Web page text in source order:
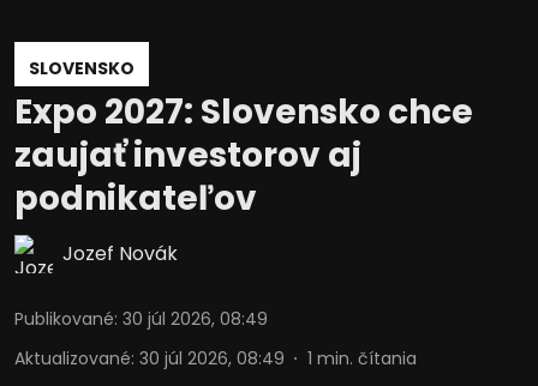
SLOVENSKO
Expo 2027: Slovensko chce
zaujať investorov aj
podnikateľov
Jozef Novák
Publikované: 30 júl 2026, 08:49
Aktualizované: 30 júl 2026, 08:49 1 min. čítania